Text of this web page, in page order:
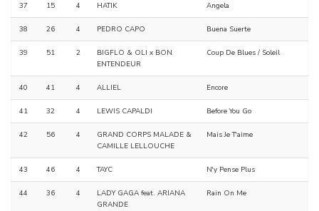
37 15 4 HATIK Angela
38 26 4 PEDRO CAPO Buena Suerte
39 51 2
BIGFLO & OLI x BON
ENTENDEUR
Coup De Blues / Soleil
40 41 4 ALLIEL Encore
41 32 4 LEWIS CAPALDI Before You Go
42 56 4
GRAND CORPS MALADE &
CAMILLE LELLOUCHE
Mais Je T'aime
43 46 4 TAYC N'y Pense Plus
44 36 4
LADY GAGA feat. ARIANA
GRANDE
Rain On Me